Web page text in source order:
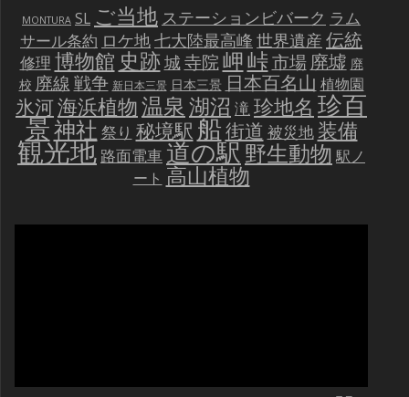
MONTURA SL ご当地 ステーションビバーク ラム
サール条約 ロケ地七大陸最高峰 世界遺産 伝統
修理 博物館 史跡城寺院岬峠市場 廃墟 廃
校 廃線戦争 新日本三景 日本三景 日本百名山 植物園
氷河海浜植物温泉湖沼 滝珍地名 珍百
景神社 祭り 秘境駅船街道 被災地 装備
観光地 路面電車道の駅野生動物 駅ノ
ート 高山植物